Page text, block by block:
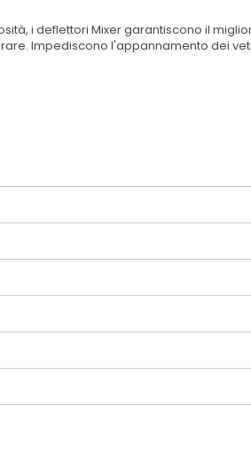
i deflettori Mixer garantiscono il
Impediscono l'appannamento dei